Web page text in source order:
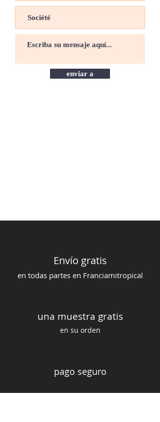
enviar a
Envío gratis
en todas partes en Franciamitropical
una muestra gratis
en su orden
pago seguro